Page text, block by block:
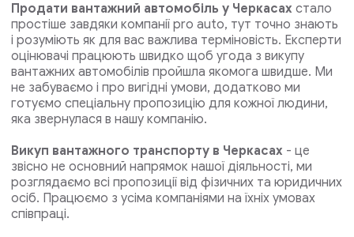
Продати вантажний автомобіль у Черкасах стало
простіше завдяки компанії pro auto, тут точно знають
і розуміють як для вас важлива терміновість. Експерти
оцінювачі працюють швидко щоб угода з викупу
вантажних автомобілів пройшла якомога швидше. Ми
не забуваємо і про вигідні умови, додатково ми
готуємо спеціальну пропозицію для кожної людини,
яка звернулася в нашу компанію.
Викуп вантажного транспорту в Черкасах - це
звісно не основний напрямок нашої діяльності, ми
розглядаємо всі пропозиції від фізичних та юридичних
осіб. Працюємо з усіма компаніями на їхніх умовах
співпраці.